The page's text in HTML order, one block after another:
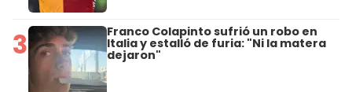
3 Franco Colapinto sufrió un robo en
Italia y estalló de furia: "Ni la matera
dejaron"